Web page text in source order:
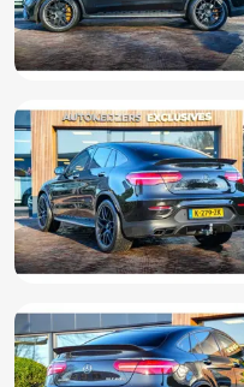
Elektrisch verstelbare
Elektrisch verstelbare
Extra getint glas
Gelimiteerd
Geluid- en warmtewerend
Grootlichtassistent
Head-up display
Hill hold functie
Hoofd airbag(s) achter